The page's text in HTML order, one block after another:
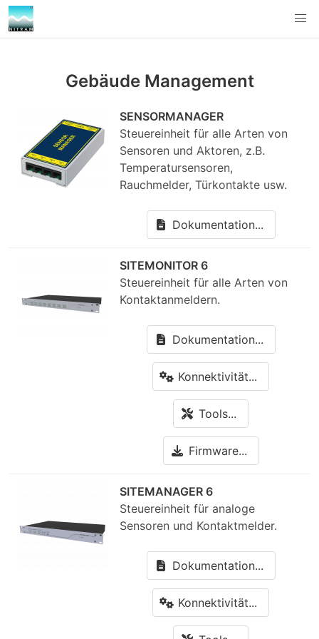
Gebäude Management
SENSORMANAGER
Steuereinheit für alle Arten von
Sensoren und Aktoren, z.B.
Temperatursensoren,
Rauchmelder, Türkontakte usw.
Dokumentation...
SITEMONITOR 6
Steuereinheit für alle Arten von
Kontaktanmeldern.
Dokumentation...
Konnektivität...
Tools...
Firmware...
SITEMANAGER 6
Steuereinheit für analoge
Sensoren und Kontaktmelder.
Dokumentation...
Konnektivität...